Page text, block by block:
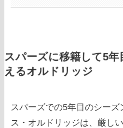
スパーズに移籍して5
えるオルドリッジ
スパーズでの5年目のシー
ス・オルドリッジは、厳し